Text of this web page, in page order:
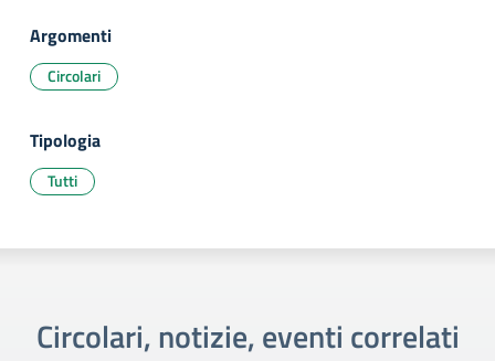
Argomenti
Circolari
Tipologia
Tutti
Circolari, notizie, eventi correlati